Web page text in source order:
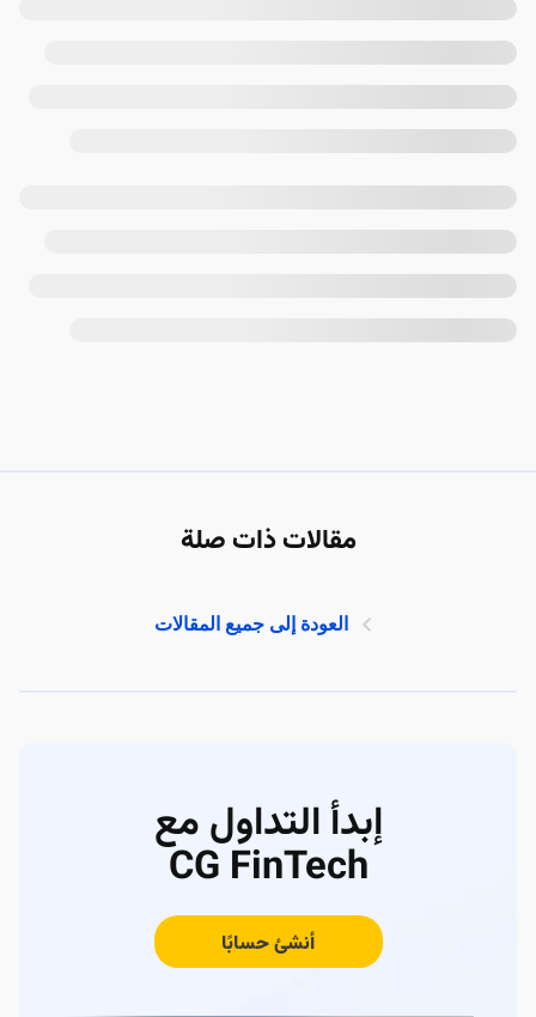
مقالات ذات صلة
العودة إلى جميع المقالات
إبدأ التداول مع
CG FinTech
أنشئ حسابًا